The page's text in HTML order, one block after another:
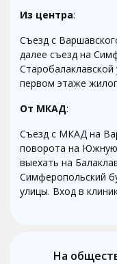
Из центра:
Съезд с
далее съезд на
Старобалаклавской
первом этаже
От МКАД:
Съезд с МКАД на
поворота на
выехать на
Симферопольский
улицы. Вход в
На